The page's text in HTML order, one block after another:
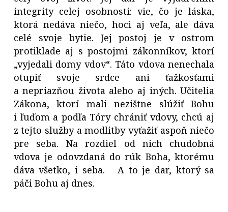
integrity celej osobnosti: vie, čo je láska,
ktorá nedáva niečo, hoci aj veľa, ale dáva
celé svoje bytie. Jej postoj je v ostrom
protiklade aj s postojmi zákonníkov, ktorí
„vyjedali domy vdov“. Táto vdova nenechala
otupiť svoje srdce ani ťažkosťami
a nepriazňou života alebo aj iných. Učitelia
Zákona, ktorí mali nezištne slúžiť Bohu
i ľuďom a podľa Tóry chrániť vdovy, chcú aj
z tejto služby a modlitby vyťažiť aspoň niečo
pre seba. Na rozdiel od nich chudobná
vdova je odovzdaná do rúk Boha, ktorému
dáva všetko, i seba. A to je dar, ktorý sa
páči Bohu aj dnes.